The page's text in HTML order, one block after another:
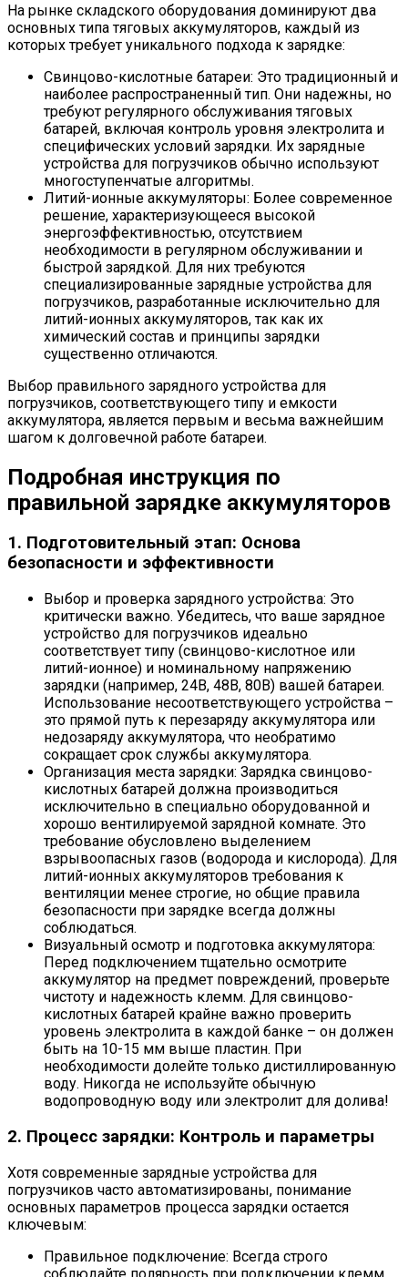
На рынке складского оборудования доминируют два
основных типа тяговых аккумуляторов, каждый из
которых требует уникального подхода к зарядке:
Свинцово-кислотные батареи: Это традиционный и
наиболее распространенный тип. Они надежны, но
требуют регулярного обслуживания тяговых
батарей, включая контроль уровня электролита и
специфических условий зарядки. Их зарядные
устройства для погрузчиков обычно используют
многоступенчатые алгоритмы.
Литий-ионные аккумуляторы: Более современное
решение, характеризующееся высокой
энергоэффективностью, отсутствием
необходимости в регулярном обслуживании и
быстрой зарядкой. Для них требуются
специализированные зарядные устройства для
погрузчиков, разработанные исключительно для
литий-ионных аккумуляторов, так как их
химический состав и принципы зарядки
существенно отличаются.
Выбор правильного зарядного устройства для
погрузчиков, соответствующего типу и емкости
аккумулятора, является первым и весьма важнейшим
шагом к долговечной работе батареи.
Подробная инструкция по
правильной зарядке аккумуляторов
1. Подготовительный этап: Основа
безопасности и эффективности
Выбор и проверка зарядного устройства: Это
критически важно. Убедитесь, что ваше зарядное
устройство для погрузчиков идеально
соответствует типу (свинцово-кислотное или
литий-ионное) и номинальному напряжению
зарядки (например, 24В, 48В, 80В) вашей батареи.
Использование несоответствующего устройства –
это прямой путь к перезаряду аккумулятора или
недозаряду аккумулятора, что необратимо
сокращает срок службы аккумулятора.
Организация места зарядки: Зарядка свинцово-
кислотных батарей должна производиться
исключительно в специально оборудованной и
хорошо вентилируемой зарядной комнате. Это
требование обусловлено выделением
взрывоопасных газов (водорода и кислорода). Для
литий-ионных аккумуляторов требования к
вентиляции менее строгие, но общие правила
безопасности при зарядке всегда должны
соблюдаться.
Визуальный осмотр и подготовка аккумулятора:
Перед подключением тщательно осмотрите
аккумулятор на предмет повреждений, проверьте
чистоту и надежность клемм. Для свинцово-
кислотных батарей крайне важно проверить
уровень электролита в каждой банке – он должен
быть на 10-15 мм выше пластин. При
необходимости долейте только дистиллированную
воду. Никогда не используйте обычную
водопроводную воду или электролит для долива!
2. Процесс зарядки: Контроль и параметры
Хотя современные зарядные устройства для
погрузчиков часто автоматизированы, понимание
основных параметров процесса зарядки остается
ключевым:
Правильное подключение: Всегда строго
соблюдайте полярность при подключении клемм